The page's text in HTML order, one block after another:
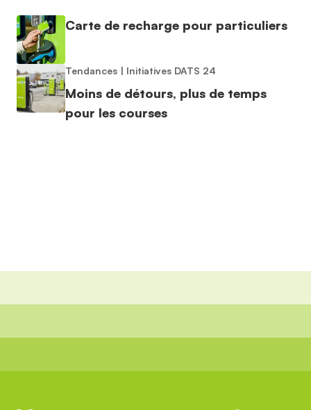
Carte de recharge pour particuliers
Tendances | Initiatives DATS 24
Moins de détours, plus de temps
pour les courses